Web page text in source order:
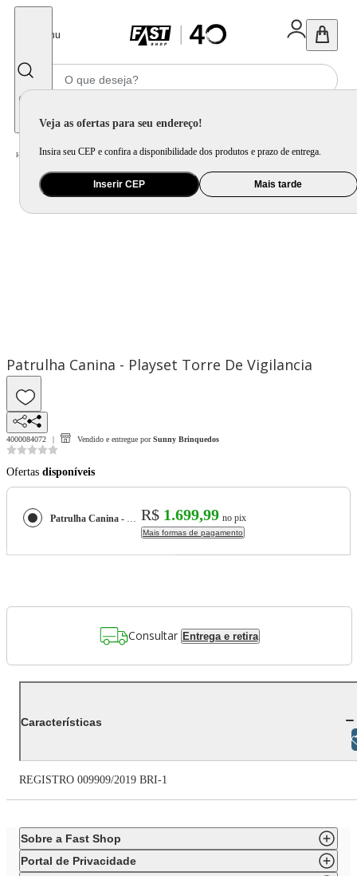
Menu
Veja as ofertas para seu endereço!
Insira seu CEP e confira a disponibilidade dos produtos e prazo de entrega.
Inserir CEP Mais tarde
Home Brinquedo e Colecionável / Para Colecionar
Patrulha Canina - Playset Torre De Vigilancia
4000084072 Vendido e entregue por Sunny Brinquedos
Ofertas disponíveis
Patrulha Canina - Playset Torre De Vigilancia R$ 1.699,99 no pix
Mais formas de pagamento
Consultar Entrega e retira
Características
REGISTRO 009909/2019 BRI-1
Sobre a Fast Shop
Portal de Privacidade